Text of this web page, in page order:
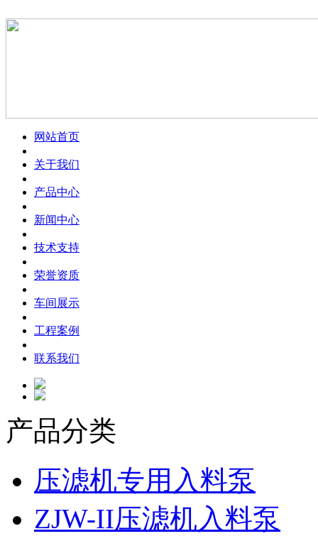
网站首页
关于我们
产品中心
新闻中心
技术支持
荣誉资质
车间展示
工程案例
联系我们
产品分类
压滤机专用入料泵
ZJW-II压滤机入料泵